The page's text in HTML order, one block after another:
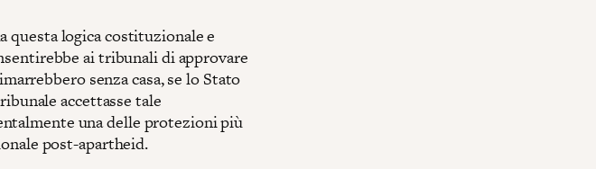
questa logica costituzionale e
ai tribunali di approvare
senza casa, se lo Stato
accettasse tale
una delle protezioni più
post-apartheid.